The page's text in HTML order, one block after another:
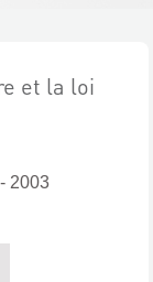
et la loi
- 2003